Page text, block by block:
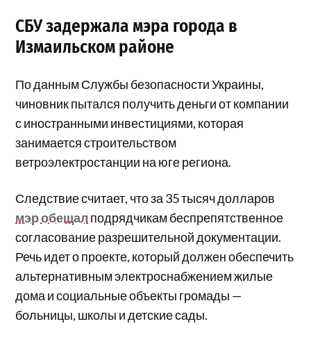
СБУ задержала мэра города в
Измаильском районе
По данным Службы безопасности Украины,
чиновник пытался получить деньги от компании
с иностранными инвестициями, которая
занимается строительством
ветроэлектростанции на юге региона.
Следствие считает, что за 35 тысяч долларов
мэр обещалподрядчикам беспрепятственное
согласование разрешительной документации.
Речь идет о проекте, который должен обеспечить
альтернативным электроснабжением жилые
дома и социальные объекты громады —
больницы, школы и детские сады.